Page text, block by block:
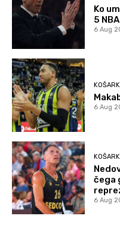
Ko
5
6 Aug
6 Aug
čega
6 Aug